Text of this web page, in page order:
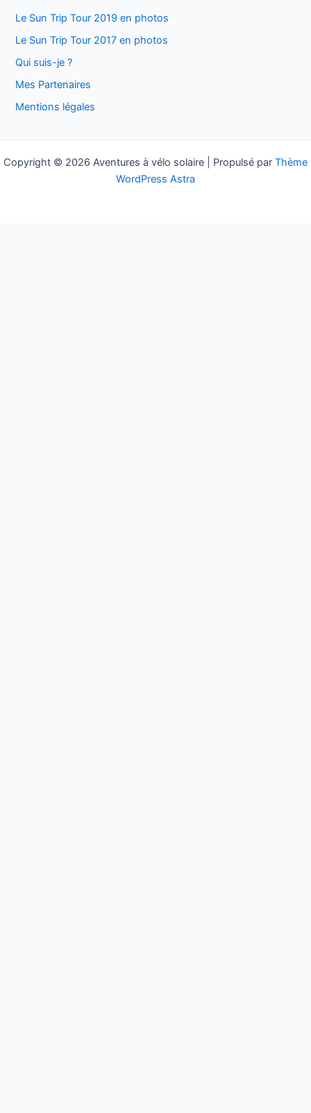
h
e
r
Le Sun Trip Tour 2019 en photos
Le Sun Trip Tour 2017 en photos
Qui suis-je ?
Mes Partenaires
Mentions légales
Copyright © 2026 Aventures à vélo solaire | Propulsé par Thème
WordPress Astra